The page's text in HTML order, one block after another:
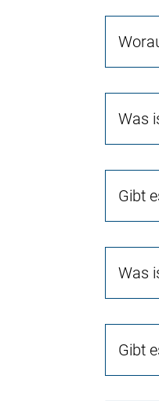
Was
Gibt
Was
Gibt